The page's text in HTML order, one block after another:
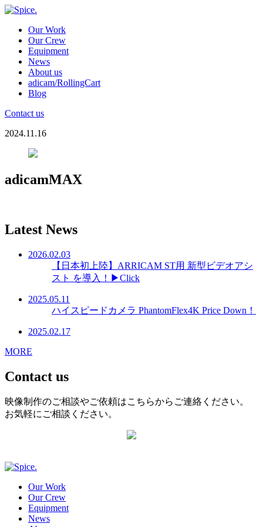
Our Work
Our Crew
Equipment
News
About us
adicam/RollingCart
Blog
Contact us
2024.11.16
adicamMAX
Latest News
2026.02.03
【日本初上陸】ARRICAM ST用 新型ビデオアシ
スト を導入！▶Click
2025.05.11
ハイスピードカメラ PhantomFlex4K Price Down！
2025.02.17
MORE
Contact us
映像制作のご相談やご依頼はこちらからご連絡ください。
お気軽にご相談ください。
Our Work
Our Crew
Equipment
News